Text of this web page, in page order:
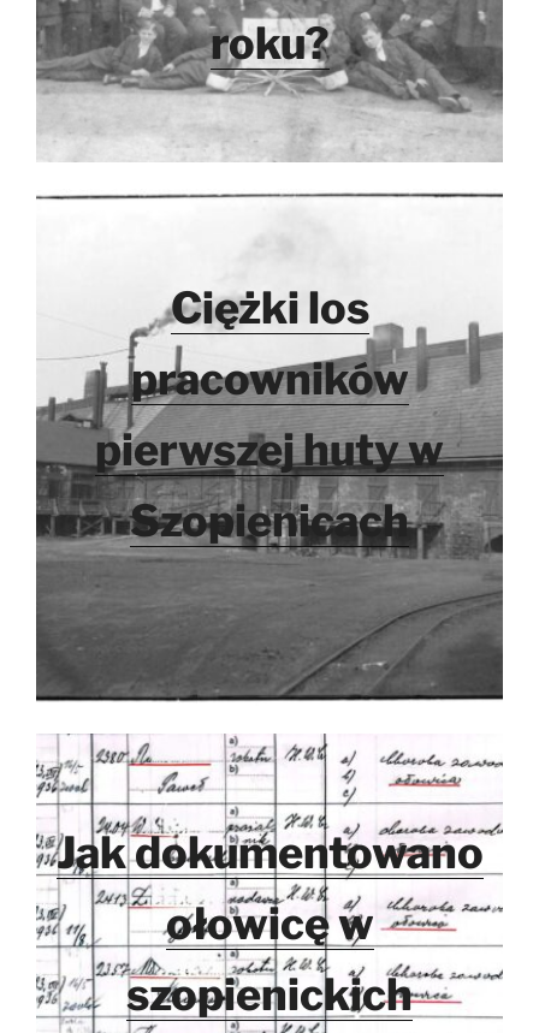
roku?
Ciężki los
pracowników
pierwszej huty w
Szopienicach
Jak dokumentowano
ołowicę w
szopienickich